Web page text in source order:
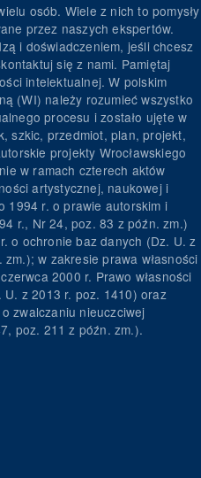
osób. Wiele z nich to pomysły
przez naszych ekspertów.
i doświadczeniem, jeśli chcesz
się z nami. Pamiętaj
intelektualnej. W polskim
(WI) należy rozumieć wszystko
procesu i zostało ujęte w
szkic, przedmiot, plan, projekt,
projekty Wrocławskiego
w ramach czterech aktów
artystycznej, naukowej i
1994 r. o prawie autorskim i
r., Nr 24, poz. 83 z późn. zm.)
o ochronie baz danych (Dz. U. z
w zakresie prawa własności
2000 r. Prawo własności
U. z 2013 r. poz. 1410) oraz
zwalczaniu nieuczciwej
poz. 211 z późn. zm.).